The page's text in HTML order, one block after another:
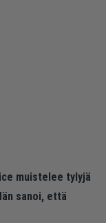
muistelee tylyjä
sanoi, että